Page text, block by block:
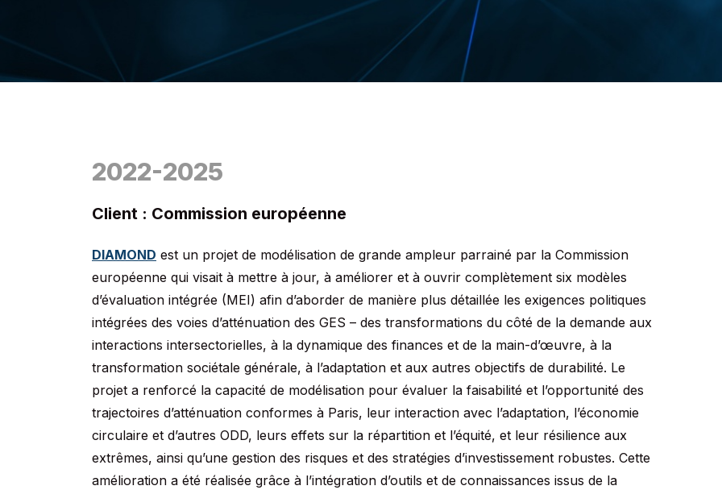
2022-2025
Client : Commission européenne
DIAMOND est un projet de modélisation de grande ampleur parrainé par la Commission
européenne qui visait à mettre à jour, à améliorer et à ouvrir complètement six modèles
d’évaluation intégrée (MEI) afin d’aborder de manière plus détaillée les exigences politiques
intégrées des voies d’atténuation des GES – des transformations du côté de la demande aux
interactions intersectorielles, à la dynamique des finances et de la main-d’œuvre, à la
transformation sociétale générale, à l’adaptation et aux autres objectifs de durabilité. Le
projet a renforcé la capacité de modélisation pour évaluer la faisabilité et l’opportunité des
trajectoires d’atténuation conformes à Paris, leur interaction avec l’adaptation, l’économie
circulaire et d’autres ODD, leurs effets sur la répartition et l’équité, et leur résilience aux
extrêmes, ainsi qu’une gestion des risques et des stratégies d’investissement robustes. Cette
amélioration a été réalisée grâce à l’intégration d’outils et de connaissances issus de la